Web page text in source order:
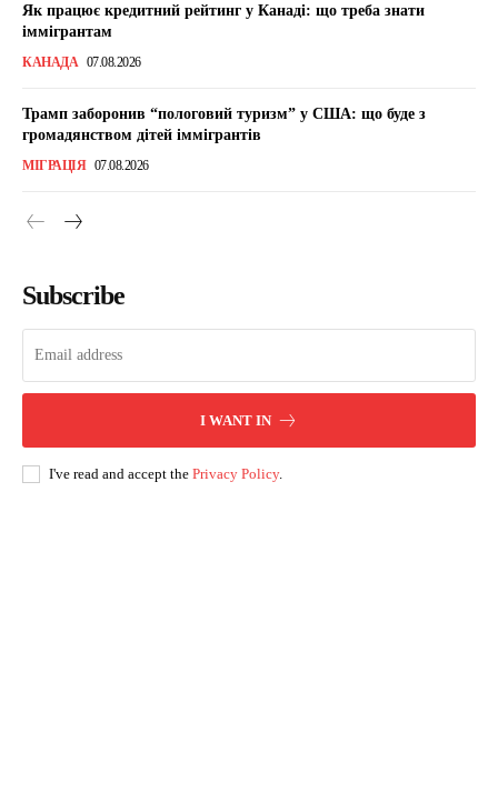
Як працює кредитний рейтинг у Канаді: що треба знати
іммігрантам
КАНАДА 07.08.2026
Трамп заборонив “пологовий туризм” у США: що буде з
громадянством дітей іммігрантів
МІГРАЦІЯ 07.08.2026
Subscribe
I WANT IN
I've read and accept the Privacy Policy.